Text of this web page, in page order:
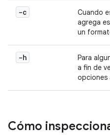
-c
Cuando
agrega
un
-h
Para
a fin de
opciones
Cómo